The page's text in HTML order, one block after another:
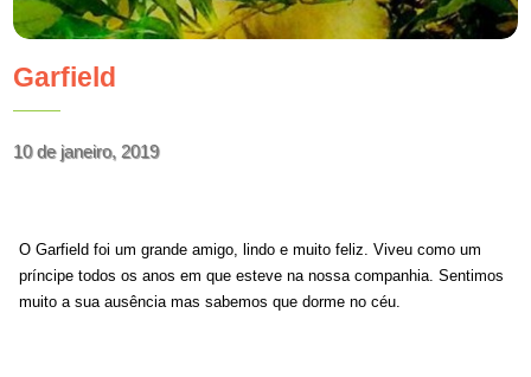
Garfield
10 de janeiro, 2019
O Garfield foi um grande amigo, lindo e muito feliz. Viveu como um
príncipe todos os anos em que esteve na nossa companhia. Sentimos